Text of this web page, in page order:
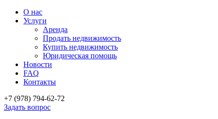
О нас
Услуги
Аренда
Продать недвижимость
Купить недвижимость
Юридическая помощь
Новости
FAQ
Контакты
+7 (978) 794-62-72
Задать вопрос